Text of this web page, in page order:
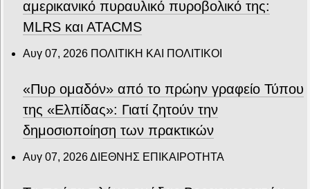
αμερικανικό πυραυλικό πυροβολικό της:
MLRS και ΑΤΑCMS
Αυγ 07, 2026 ΠΟΛΙΤΙΚΗ ΚΑΙ ΠΟΛΙΤΙΚΟΙ
«Πυρ ομαδόν» από το πρώην γραφείο Τύπου
της «Ελπίδας»: Γιατί ζητούν την
δημοσιοποίηση των πρακτικών
Αυγ 07, 2026ΔΙΕΘΝΗΣ ΕΠΙΚΑΙΡΟΤΗΤΑ